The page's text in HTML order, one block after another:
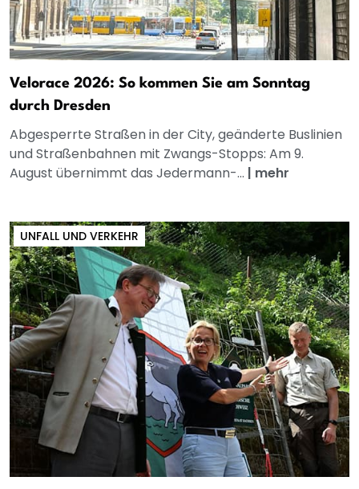
Velorace 2026: So kommen Sie am Sonntag
durch Dresden
Abgesperrte Straßen in der City, geänderte Buslinien
und Straßenbahnen mit Zwangs-Stopps: Am 9.
August übernimmt das Jedermann-... | mehr
UNFALL UND VERKEHR